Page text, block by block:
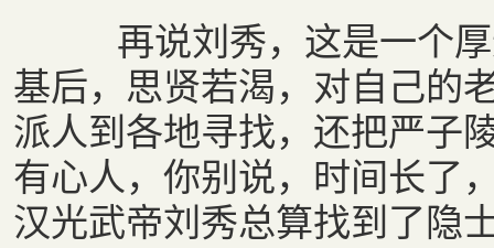
再说刘秀，这是一个厚
基后，思贤若渴，对自己的
派人到各地寻找，还把严子
有心人，你别说，时间长了
汉光武帝刘秀总算找到了隐